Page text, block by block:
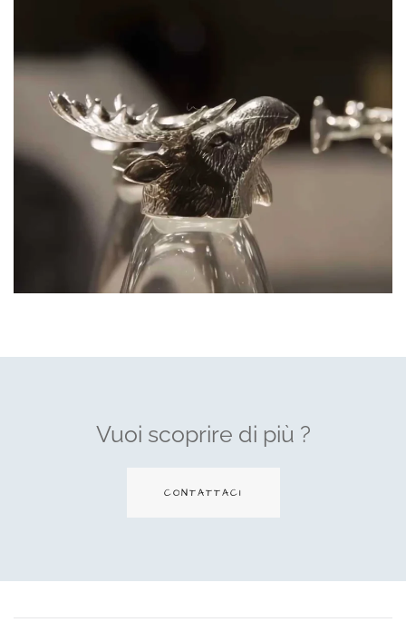
Vuoi scoprire di più ?
CONTATTACI